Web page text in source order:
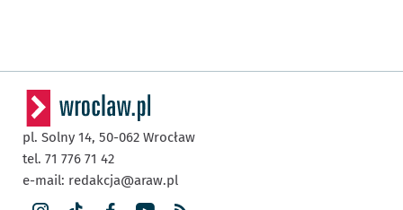
pl. Solny 14, 50-062 Wrocław
tel. 71 776 71 42
e-mail: redakcja@araw.pl